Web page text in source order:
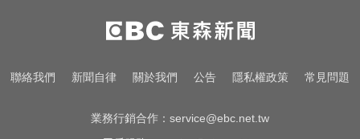
創2月以來最大單日漲幅！黃金暴漲
4.4%突破4253美元
三商壽9/1股票下市！12/1正式更名
聯絡我們 新聞自律 關於我們 公告 隱私權政策 常見問題
業務行銷合作： service@ebc.net.tw